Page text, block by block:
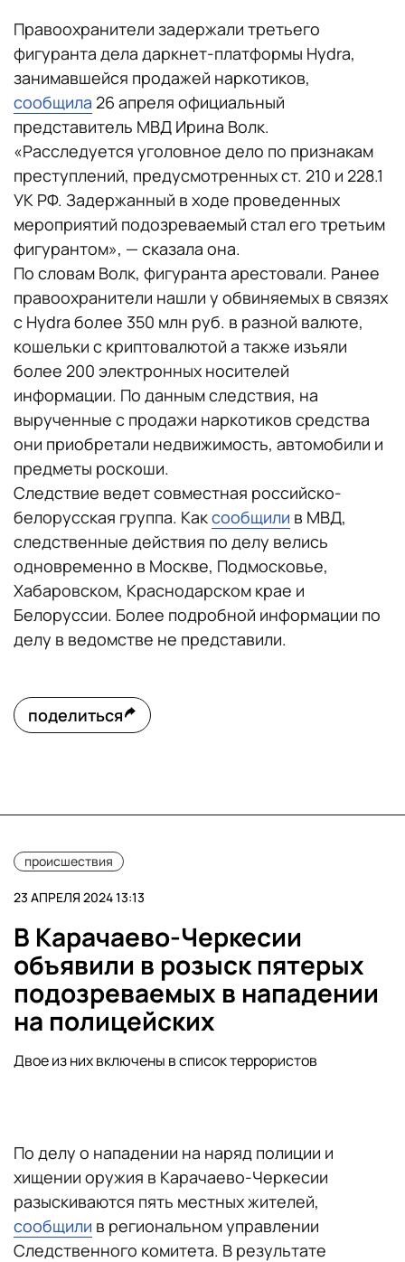
Правоохранители задержали третьего
фигуранта дела даркнет-платформы Hydra,
занимавшейся продажей наркотиков,
сообщила 26 апреля официальный
представитель МВД Ирина Волк.
«Расследуется уголовное дело по признакам
преступлений, предусмотренных ст. 210 и 228.1
УК РФ. Задержанный в ходе проведенных
мероприятий подозреваемый стал его третьим
фигурантом», — сказала она.
По словам Волк, фигуранта арестовали. Ранее
правоохранители нашли у обвиняемых в связях
с Hydra более 350 млн руб. в разной валюте,
кошельки с криптовалютой а также изъяли
более 200 электронных носителей
информации. По данным следствия, на
вырученные с продажи наркотиков средства
они приобретали недвижимость, автомобили и
предметы роскоши.
Следствие ведет совместная российско-
белорусская группа. Каксообщили в МВД,
следственные действия по делу велись
одновременно в Москве, Подмосковье,
Хабаровском, Краснодарском крае и
Белоруссии. Более подробной информации по
делу в ведомстве не представили.
поделиться
происшествия
23 АПРЕЛЯ 2024 13:13
В Карачаево-Черкесии
объявили в розыск пятерых
подозреваемых в нападении
на полицейских
Двое из них включены в список террористов
По делу о нападении на наряд полиции и
хищении оружия в Карачаево-Черкесии
разыскиваются пять местных жителей,
сообщили в региональном управлении
Следственного комитета. В результате